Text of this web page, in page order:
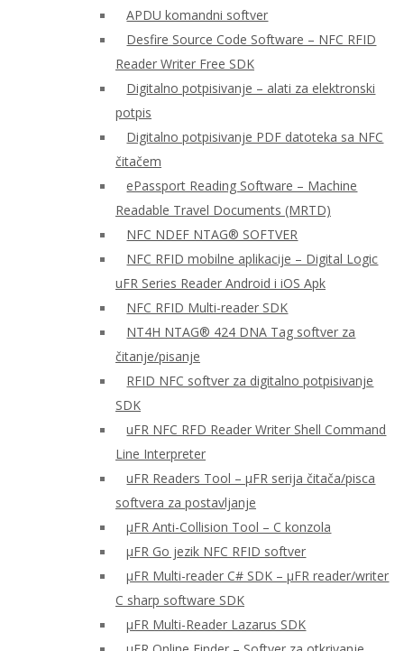
APDU komandni softver
Desfire Source Code Software – NFC RFID
Reader Writer Free SDK
Digitalno potpisivanje – alati za elektronski
potpis
Digitalno potpisivanje PDF datoteka sa NFC
čitačem
ePassport Reading Software – Machine
Readable Travel Documents (MRTD)
NFC NDEF NTAG® SOFTVER
NFC RFID mobilne aplikacije – Digital Logic
uFR Series Reader Android i iOS Apk
NFC RFID Multi-reader SDK
NT4H NTAG® 424 DNA Tag softver za
čitanje/pisanje
RFID NFC softver za digitalno potpisivanje
SDK
uFR NFC RFD Reader Writer Shell Command
Line Interpreter
uFR Readers Tool – μFR serija čitača/pisca
softvera za postavljanje
μFR Anti-Collision Tool – C konzola
μFR Go jezik NFC RFID softver
μFR Multi-reader C# SDK – μFR reader/writer
C sharp software SDK
μFR Multi-Reader Lazarus SDK